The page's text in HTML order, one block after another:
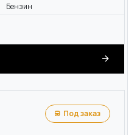
Бензин
Под заказ